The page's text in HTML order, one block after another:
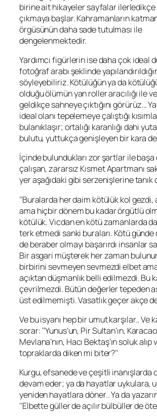
birine ait hikayeler sayfalar ilerledikçe
çıkmaya başlar. Kahramanların
örgüsünün daha sade tutulması ile
dengelenmektedir.
Yardımcı figürlerin ise daha çok ideal
fotoğraf arabı şeklinde
söyleyebiliriz. Kötülüğün ya da
olduğu ölümün yan roller aracılığı ile ve
geldikçe sahneye çıktığını görürüz…
ideal olanı tepelemeye çalıştığı
bulanıklaşır; ortalığı karanlığı dahi
bulutu, yuttukça genişleyen bir kara
İçinde bulundukları zor şartlar ile başa
çalışan, zararsız KısmetApartmanı
yer aşağıdaki gibi serzenişlerine tanık
‘’Buralarda her daim kötülük kol gezdi,
ama hiçbir dönem bu kadar örgütlü
kötülük. Vicdan en kötü zamanlarda
terk etmedi sanki buraları. Kötü günde
de beraber olmayı başarırdı insanlar
Bir asgari müşterek her zaman
birbirini sevmeyen sevmezdi elbet
açıktan düşmanlık belli edilmezdi. Bu
çevrilmezdi. Bütün değerler tepeden
üst edilmemişti. Vasatlık geçer akçe
Ve bu isyanı hep bir umut karşılar.. Ve
sorar: ‘’Yunus’un, Pir Sultan’ın,
Mevlana’nın, Hacı Bektaş’ın soluk
topraklarda diken mi biter?’’
Kurgu, efsanede ve çeşitli inanışlarda
devam eder; ya da hayatlar uykulara,
yeniden hayatlara döner.. Ya da
‘’Elbette güller de açılır bülbüller de